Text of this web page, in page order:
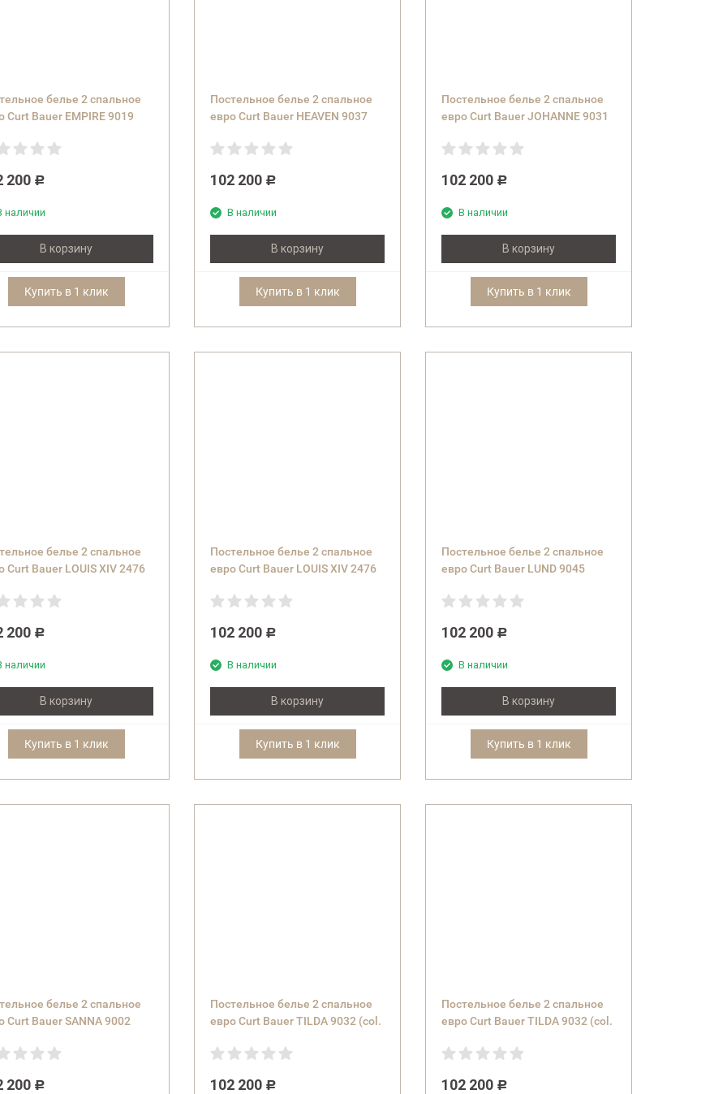
белье 2 спальное
Curt Bauer EMPIRE 9019
200 Р
наличии
В корзину
Купить в 1 клик
Постельное белье 2 спальное
евро Curt Bauer HEAVEN 9037
102 200 Р
В наличии
В корзину
Купить в 1 клик
Постельное белье 2 спальное
евро Curt Bauer JOHANNE 9031
102 200 Р
В наличии
В корзину
Купить в 1 клик
белье 2 спальное
Curt Bauer LOUIS XIV 2476
200 Р
наличии
В корзину
Купить в 1 клик
Постельное белье 2 спальное
евро Curt Bauer LOUIS XIV 2476
102 200 Р
В наличии
В корзину
Купить в 1 клик
Постельное белье 2 спальное
евро Curt Bauer LUND 9045
102 200 Р
В наличии
В корзину
Купить в 1 клик
белье 2 спальное
Curt Bauer SANNA 9002
200 Р
Постельное белье 2 спальное
евро Curt Bauer TILDA 9032 (col.
102 200 Р
Постельное белье 2 спальное
евро Curt Bauer TILDA 9032 (col.
102 200 Р